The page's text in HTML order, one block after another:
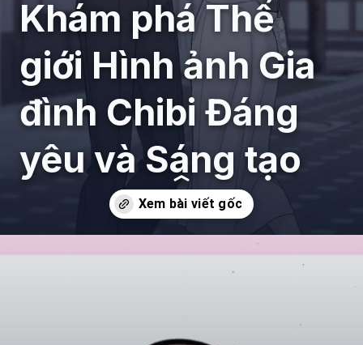
Khám phá Thế
giới Hình ảnh Gia
đình Chibi Đáng
yêu và Sáng tạo
Đang mở https://giaydabonghana.com/hinh-anh-gia-dinh-chibi